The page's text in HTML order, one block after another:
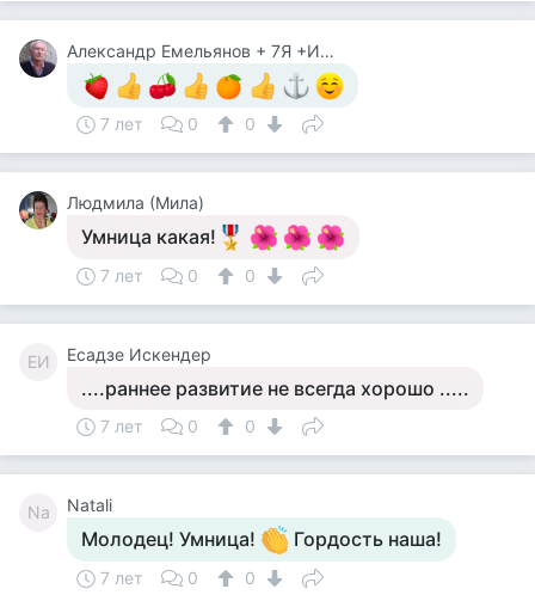
Александр Емельянов + 7Я +Инструктор Туризма
7 лет 0 0
Людмила (Мила)
Умница какая!
7 лет 0 0
ЕИ Есадзе Искендер
....раннее развитие не всегда хорошо .....
7 лет 0 0
Na Natali
Молодец! Умница! Гордость наша!
7 лет 0 0